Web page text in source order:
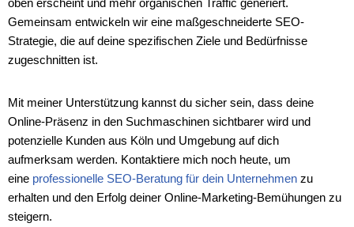
oben erscheint und mehr organischen Traffic generiert.
Gemeinsam entwickeln wir eine maßgeschneiderte SEO-
Strategie, die auf deine spezifischen Ziele und Bedürfnisse
zugeschnitten ist.
Mit meiner Unterstützung kannst du sicher sein, dass deine
Online-Präsenz in den Suchmaschinen sichtbarer wird und
potenzielle Kunden aus Köln und Umgebung auf dich
aufmerksam werden. Kontaktiere mich noch heute, um
eine professionelle SEO-Beratung für dein Unternehmen zu
erhalten und den Erfolg deiner Online-Marketing-Bemühungen zu
steigern.